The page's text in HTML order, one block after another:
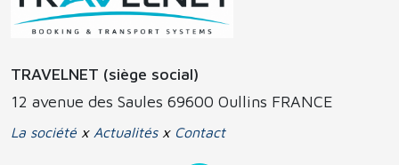
TRAVELNET (siège social)
12 avenue des Saules 69600 Oullins FRANCE
La société x Actualitésx Contact